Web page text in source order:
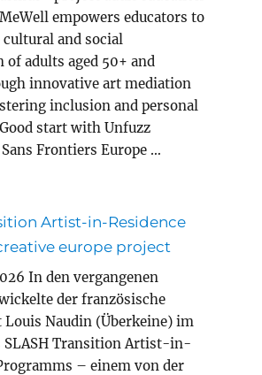
empowers educators to
cultural and social
adults aged 50+ and
innovative art mediation
inclusion and personal
start with Unfuzz
Frontiers Europe …
project adult education“
Artist-in-Residence
europe project
In den vergangenen
der französische
Louis Naudin (Überkeine) im
SLASH Transition Artist-in-
– einem von der